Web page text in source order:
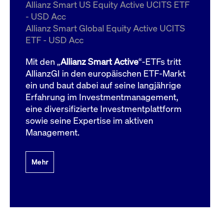
Allianz Smart US Equity Active UCITS ETF
- USD Acc
Allianz Smart Global Equity Active UCITS
ETF - USD Acc
Mit den „Allianz Smart Active“-ETFs tritt
AllianzGI in den europäischen ETF-Markt
ein und baut dabei auf seine langjährige
Erfahrung im Investmentmanagement,
eine diversifizierte Investmentplattform
sowie seine Expertise im aktiven
Management.
Mehr
ApplicationGatewayAffinityCORS
boerse.com
Domain
bis